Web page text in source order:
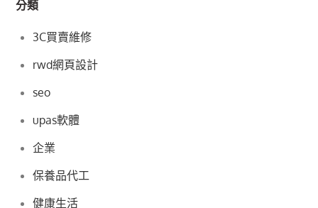
分類
3C買賣維修
rwd網頁設計
seo
upas軟體
企業
保養品代工
健康生活